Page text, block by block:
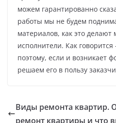
можем гарантированно
работы мы не будем
материалов, как это делают
исполнители. Как
поэтому, если и возникает
решаем его в пользу
Виды ремонта квартир.
ремонт квартиры и что